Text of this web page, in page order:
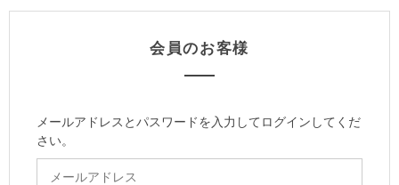
会員のお客様
メールアドレスとパスワードを入力してログインしてくだ
さい。